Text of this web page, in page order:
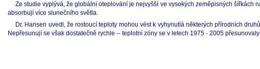
Ze studie vyplývá, že globální oteplování je nejvyšší ve vysokých zeměpisných šířkách
absorbují více slunečního světla.
Dr. Hansen uvedl, že rostoucí teploty mohou vést k vyhynutíá některých přírodních
Nepřesunují se však dostatečně rychle -- teplotní zóny se v letech 1975 - 2005